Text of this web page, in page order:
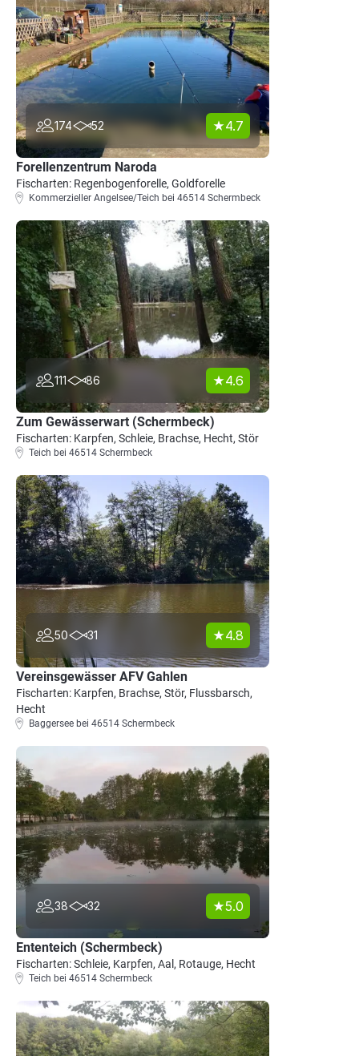
174 52 4.7
Forellenzentrum Naroda
Fischarten: Regenbogenforelle, Goldforelle
Kommerzieller Angelsee/Teich bei 46514 Schermbeck
111 86 4.6
Zum Gewässerwart (Schermbeck)
Fischarten: Karpfen, Schleie, Brachse, Hecht, Stör
Teich bei 46514 Schermbeck
50 31 4.8
Vereinsgewässer AFV Gahlen
Fischarten: Karpfen, Brachse, Stör, Flussbarsch,
Hecht
Baggersee bei 46514 Schermbeck
38 32 5.0
Ententeich (Schermbeck)
Fischarten: Schleie, Karpfen, Aal, Rotauge, Hecht
Teich bei 46514 Schermbeck